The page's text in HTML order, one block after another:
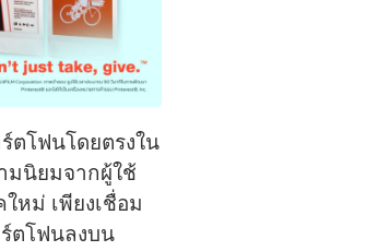
ตโฟนโดยตรงใน
มนิยมจากผู้ใช้
หม่ เพียงเชื่อม
ตโฟนลงบน